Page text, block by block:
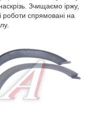
Зчищаємо іржу,
спрямовані на